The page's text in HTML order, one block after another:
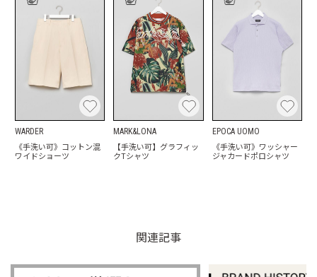
WARDER
《手洗い可》コットン混
ワイドショーツ
MARK&LONA
【手洗い可】グラフィッ
クTシャツ
EPOCA UOMO
《手洗い可》ワッシャー
ジャカードポロシャツ
関連記事